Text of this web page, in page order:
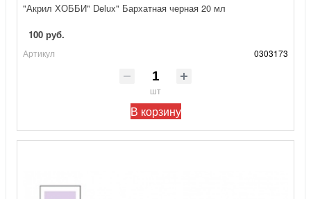
"Акрил ХОББИ" Delux" Бархатная черная 20 мл
100 руб.
Артикул 0303173
шт
В корзину